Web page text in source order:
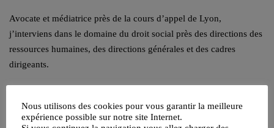
Avocate et médiatrice près de la cours d’appel de Lyon,
j’interviens dans le domaine du droit social près des directions des
ressources humaines, des directions générales et des cadres
dirigeants.
Contacter par mail
Nous utilisons des cookies pour vous garantir la meilleure
expérience possible sur notre site Internet.